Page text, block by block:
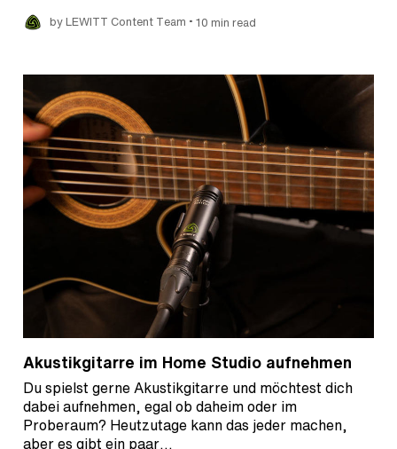
by LEWITT Content Team • 10 min read
Akustikgitarre im Home Studio aufnehmen
Du spielst gerne Akustikgitarre und möchtest dich
dabei aufnehmen, egal ob daheim oder im
Proberaum? Heutzutage kann das jeder machen,
aber es gibt ein paar…